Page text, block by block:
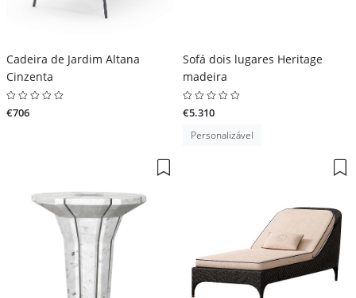
Cadeira de Jardim Altana
Cinzenta
€706
Sofá dois lugares Heritage
madeira
€5.310
Personalizável